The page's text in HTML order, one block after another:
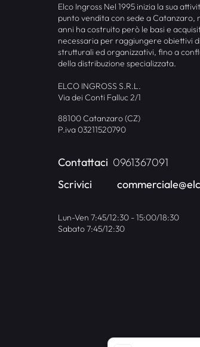
Elco Ingross Nel 1995 inizia la sua
punto vendita con sede a Catanzaro,
anni ha costruito però le basi e
necessaria per raggiungere obiettivi
strutturali ed organizzativi, fino a
della distribuzione specializzata.
ELCO INGROSS S.R.L.
Via dei Conti Falluc 2/1
88100 Catanzaro (CZ)
P.iva 03211520790
Contattaci 0961367091
Scrivici
Lun-Ven 7:45/12:30 - 15:00/18:30
Sabato 7:45/12:30